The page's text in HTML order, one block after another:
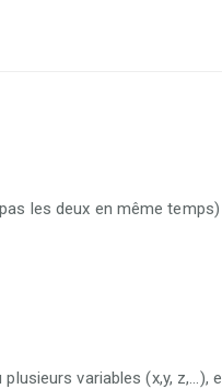
les deux en même
variables (x,y, z,...),